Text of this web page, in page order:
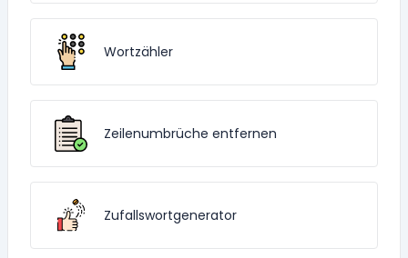
Wortzähler
Zeilenumbrüche entfernen
Zufallswortgenerator